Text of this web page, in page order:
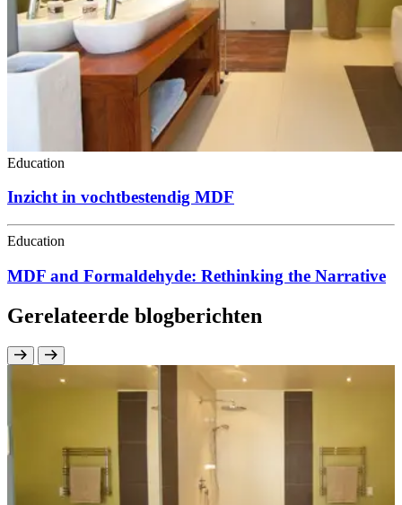
Education
Inzicht in vochtbestendig MDF
Education
MDF and Formaldehyde: Rethinking the Narrative
Gerelateerde blogberichten